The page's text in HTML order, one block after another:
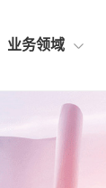
业务领域